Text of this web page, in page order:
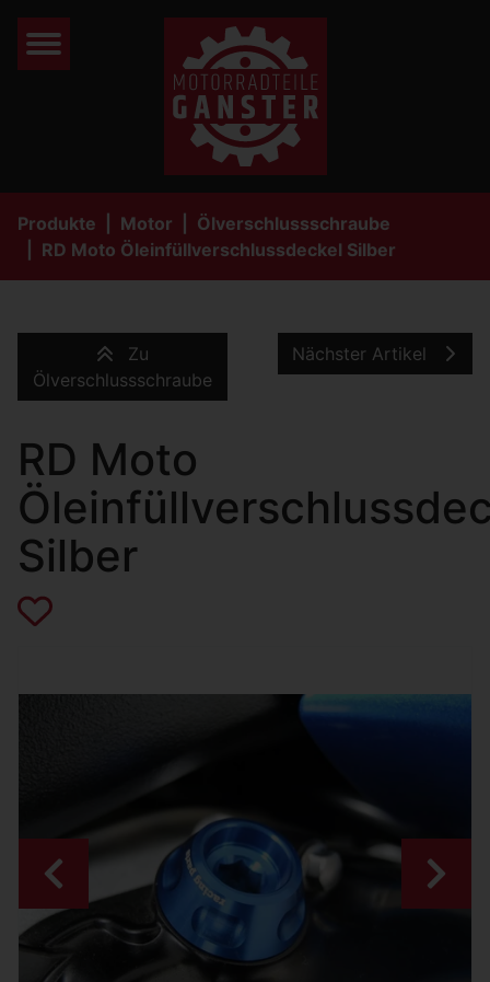
Produkte Motor
Ölverschlussschraube
RD Moto Öleinfüllverschlussdeckel Silber
Zu
Ölverschlussschraube
Nächster Artikel
RD Moto
Silber